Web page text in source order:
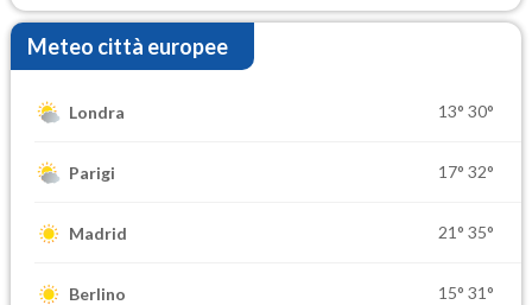
Meteo città europee
Londra 13° 30°
Parigi 17° 32°
Madrid 21° 35°
Berlino 15° 31°